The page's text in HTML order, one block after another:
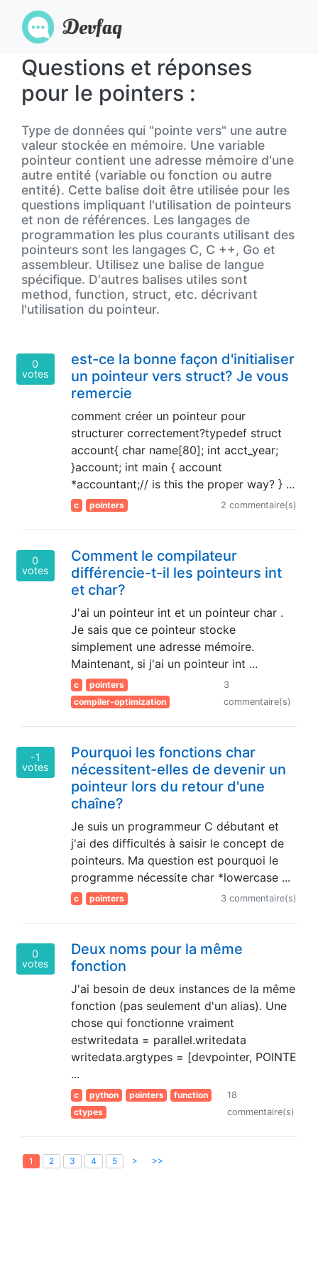
Questions et réponses
pour le pointers :
Type de données qui "pointe vers" une autre
valeur stockée en mémoire. Une variable
pointeur contient une adresse mémoire d'une
autre entité (variable ou fonction ou autre
entité). Cette balise doit être utilisée pour les
questions impliquant l'utilisation de pointeurs
et non de références. Les langages de
programmation les plus courants utilisant des
pointeurs sont les langages C, C ++, Go et
assembleur. Utilisez une balise de langue
spécifique. D'autres balises utiles sont
method, function, struct, etc. décrivant
l'utilisation du pointeur.
0
votes
est-ce la bonne façon d'initialiser
un pointeur vers struct? Je vous
remercie
comment créer un pointeur pour
structurer correctement?typedef struct
account{ char name[80]; int acct_year;
}account; int main { account
*accountant;// is this the proper way? } ...
c pointers 2 commentaire(s)
0
votes
Comment le compilateur
différencie-t-il les pointeurs int
et char?
J'ai un pointeur int et un pointeur char .
Je sais que ce pointeur stocke
simplement une adresse mémoire.
Maintenant, si j'ai un pointeur int ...
c
pointers
compiler-optimization
3
commentaire(s)
-1
votes
Pourquoi les fonctions char
nécessitent-elles de devenir un
pointeur lors du retour d'une
chaîne?
Je suis un programmeur C débutant et
j'ai des difficultés à saisir le concept de
pointeurs. Ma question est pourquoi le
programme nécessite char *lowercase ...
c pointers 3 commentaire(s)
0
votes
Deux noms pour la même
fonction
J'ai besoin de deux instances de la même
fonction (pas seulement d'un alias). Une
chose qui fonctionne vraiment
estwritedata = parallel.writedata
writedata.argtypes = [devpointer, POINTE
...
c python pointers
function
ctypes
18
commentaire(s)
1 2 3 4 5 > >>